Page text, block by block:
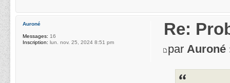
Re:
par Auroné
Auroné
Messages: 16
Inscription: lun. nov. 25, 2024 8:51 pm